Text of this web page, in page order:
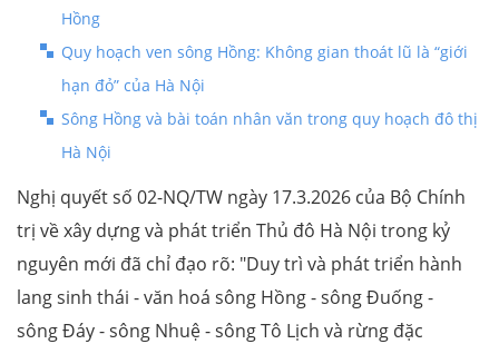
Hồng
Quy hoạch ven sông Hồng: Không gian thoát lũ là “giới
hạn đỏ” của Hà Nội
Sông Hồng và bài toán nhân văn trong quy hoạch đô thị
Hà Nội
Nghị quyết số 02-NQ/TW ngày 17.3.2026 của Bộ Chính
trị về xây dựng và phát triển Thủ đô Hà Nội trong kỷ
nguyên mới đã chỉ đạo rõ: "Duy trì và phát triển hành
lang sinh thái - văn hoá sông Hồng - sông Đuống -
sông Đáy - sông Nhuệ - sông Tô Lịch và rừng đặc